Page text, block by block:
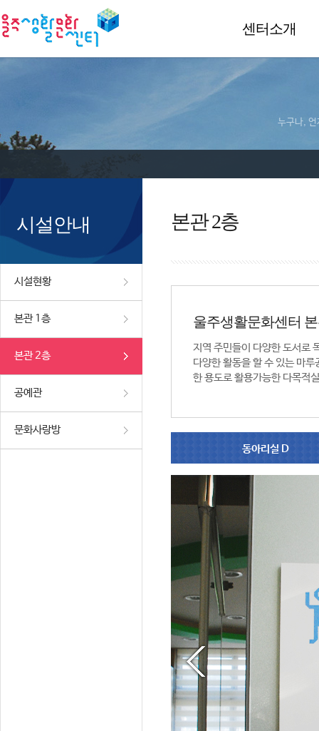
센터소개
누구나, 언
시설안내
시설현황
본관 1층
본관 2층
공예관
문화사랑방
본관 2층
울주생활문화센터
지역 주민들이 다양한 도서로
다양한 활동을 할 수 있는 마
한 용도로 활용가능한 다목적
동아리실 D